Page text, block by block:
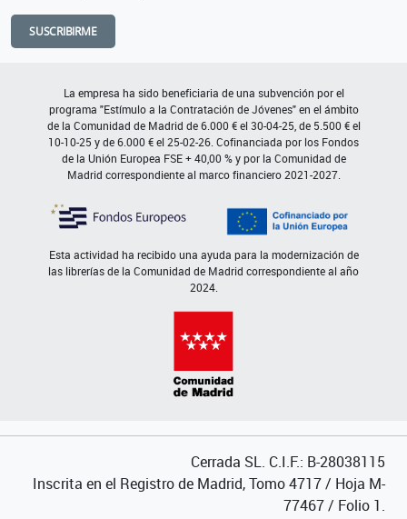
SUSCRIBIRME
La empresa ha sido beneficiaria de una subvención por el
programa "Estímulo a la Contratación de Jóvenes" en el ámbito
de la Comunidad de Madrid de 6.000 € el 30-04-25, de 5.500 € el
10-10-25 y de 6.000 € el 25-02-26. Cofinanciada por los Fondos
de la Unión Europea FSE + 40,00 % y por la Comunidad de
Madrid correspondiente al marco financiero 2021-2027.
Esta actividad ha recibido una ayuda para la modernización de
las librerías de la Comunidad de Madrid correspondiente al año
2024.
Cerrada SL. C.I.F.: B-28038115
Inscrita en el Registro de Madrid, Tomo 4717 / Hoja M-
77467 / Folio 1.